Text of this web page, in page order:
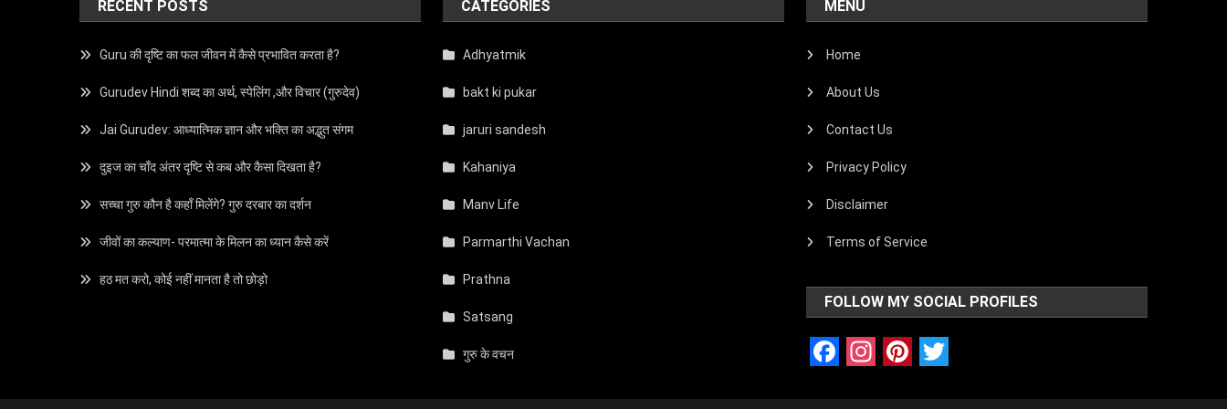
RECENT POSTS
Guru की दृष्टि का फल जीवन में कैसे प्रभावित करता है?
Gurudev Hindi शब्द का अर्थ, स्पेलिंग ,और विचार (गुरुदेव)
Jai Gurudev: आध्यात्मिक ज्ञान और भक्ति का अद्भुत संगम
दुइज का चाँद अंतर दृष्टि से कब और कैसा दिखता है?
सच्चा गुरु कौन है कहाँ मिलेंगे? गुरु दरबार का दर्शन
जीवों का कल्याण- परमात्मा के मिलन का ध्यान कैसे करें
हठ मत करो, कोई नहीं मानता है तो छोड़ो
CATEGORIES
Adhyatmik
bakt ki pukar
jaruri sandesh
Kahaniya
Manv Life
Parmarthi Vachan
Prathna
Satsang
गुरु के वचन
MENU
Home
About Us
Contact Us
Privacy Policy
Disclaimer
Terms of Service
FOLLOW MY SOCIAL PROFILES